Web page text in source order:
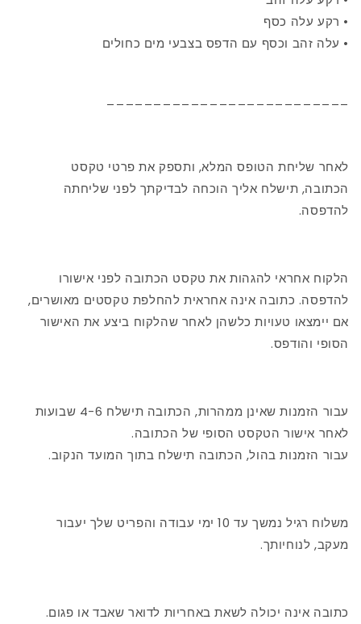
• רקע עלה כסף
• עלה זהב וכסף עם הדפס בצבעי מים כחולים
לאחר שליחת הטופס המלא, ותספק את פרטי טקסט
הכתובה, תישלח אליך הוכחה לבדיקתך לפני שליחתה
להדפסה.
הלקוח אחראי להגהות את טקסט הכתובה לפני אישורו
להדפסה. כתובה אינה אחראית להחלפת טקסטים מאושרים,
אם יימצאו טעויות כלשהן לאחר שהלקוח ביצע את האישור
הסופי והודפס.
עבור הזמנות שאינן ממהרות, הכתובה תישלח 4-6 שבועות
לאחר אישור הטקסט הסופי של הכתובה.
עבור הזמנות בהול, הכתובה תישלח בתוך המועד הנקוב.
משלוח רגיל נמשך עד 10 ימי עבודה והפריט שלך יעבור
מעקב, לנוחיותך.
כתובה אינה יכולה לשאת באחריות לדואר שאבד או פגום.